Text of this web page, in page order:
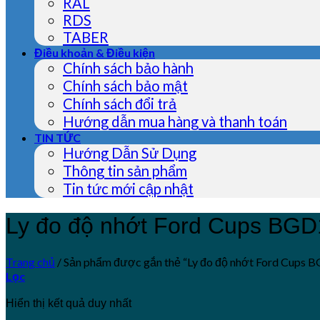
RDS
TABER
Điều khoản & Điều kiện
Chính sách bảo hành
Chính sách bảo mật
Chính sách đổi trả
Hướng dẫn mua hàng và thanh toán
TIN TỨC
Hướng Dẫn Sử Dụng
Thông tin sản phẩm
Tin tức mới cập nhật
Ly đo độ nhớt Ford Cups
Trang chủ /Sản phẩm được gắn thẻ “Ly đo độ nhớt Ford Cups
Lọc
Hiển thị kết quả duy nhất